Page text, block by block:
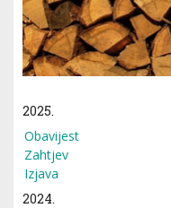
2025.
Obavijest
Zahtjev
Izjava
2024.